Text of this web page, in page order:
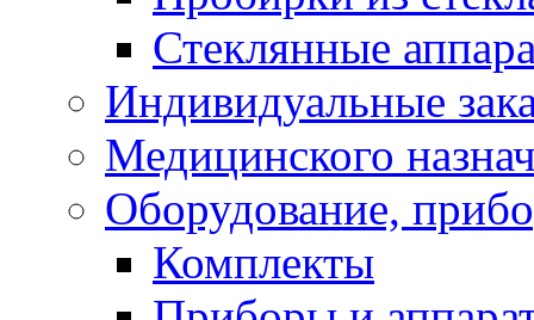
Стеклянные
Индивидуальные
Медицинского
Оборудование,
Комплекты